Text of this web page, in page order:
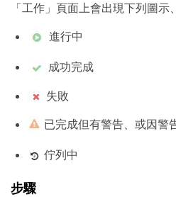
「工作」頁面上會出現下列圖示
進行中
成功完成
失敗
已完成但有警告、或因警
佇列中
步驟